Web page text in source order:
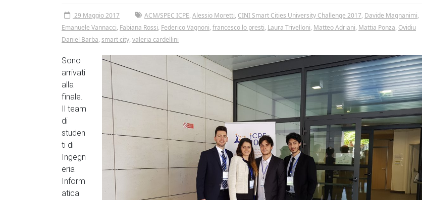
29 Maggio 2017 ACM/SPEC ICPE, Alessio Moretti, CINI Smart Cities University Challenge 2017, Davide Magnanimi,
Emanuele Vannacci, Fabiana Rossi, Federico Vagnoni, francesco lo presti, Laura Trivelloni, Matteo Adriani, Mattia Ponza, Ovidiu
Daniel Barba, smart city, valeria cardellini
Sono
arrivati
alla
finale.
Il team
di
studen
ti di
Ingegn
eria
Inform
atica